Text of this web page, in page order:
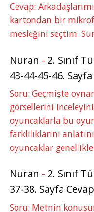
Cevap:
kartondan bir
mesleğini seçtim.
Nuran - 2. Sınıf
43-44-45-46. Sayfa
Soru: Geçmişte
görsellerini
oyuncaklarla bu
farklılıklarını
oyuncaklar
Nuran - 2. Sınıf
37-38. Sayfa
Soru: Metnin